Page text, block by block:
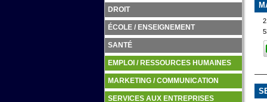
DROIT
ÉCOLE / ENSEIGNEMENT
SANTÉ
EMPLOI / RESSOURCES HUMAINES
MARKETING / COMMUNICATION
SERVICES AUX ENTREPRISES